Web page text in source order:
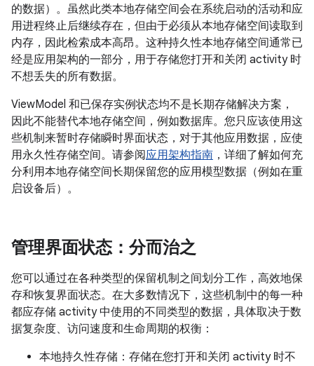
的数据）。虽然此类本地存储空间会在系统启动的活动和应
用进程终止后继续存在，但由于必须从本地存储空间读取到
内存，因此检索成本高昂。这种持久性本地存储空间通常已
经是应用架构的一部分，用于存储您打开和关闭 activity 时
不想丢失的所有数据。
ViewModel 和已保存实例状态均不是长期存储解决方案，
因此不能替代本地存储空间，例如数据库。您只应该使用这
些机制来暂时存储瞬时界面状态，对于其他应用数据，应使
用永久性存储空间。请参阅应用架构指南 ，详细了解如何充
分利用本地存储空间长期保留您的应用模型数据（例如在重
启设备后）。
管理界面状态：分而治之
您可以通过在各种类型的保留机制之间划分工作，高效地保
存和恢复界面状态。在大多数情况下，这些机制中的每一种
都应存储 activity 中使用的不同类型的数据，具体取决于数
据复杂度、访问速度和生命周期的权衡：
本地持久性存储：存储在您打开和关闭 activity 时不